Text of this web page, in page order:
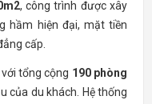
, công trình được xây
hầm hiện đại, mặt tiền
cấp.
tổng cộng 190 phòng
của du khách. Hệ thống